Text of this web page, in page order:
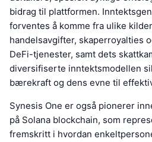
bidrag til plattformen.
forventes å komme fra ulike
handelsavgifter, skaperroyalties
DeFi-tjenester, samt dets
diversifiserte inntektsmodellen
bærekraft og dens evne til
Synesis One er også pionerer
på Solana blockchain, som
fremskritt i hvordan